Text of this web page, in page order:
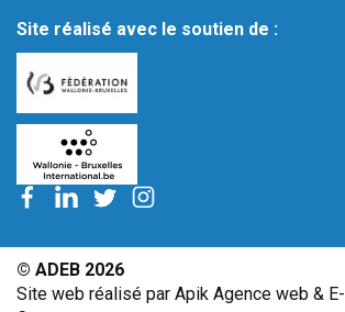
Site réalisé avec le soutien de :
© ADEB 2026
Site web réalisé par Apik Agence web & E-